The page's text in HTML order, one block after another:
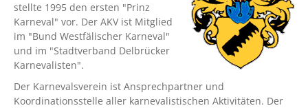
stellte 1995 den ersten "Prinz
Karneval" vor. Der AKV ist Mitglied
im "Bund Westfälischer Karneval"
und im "Stadtverband Delbrücker
Karnevalisten".
Der Karnevalsverein ist Ansprechpartner und
Koordinationsstelle aller karnevalistischen Aktivitäten. Der